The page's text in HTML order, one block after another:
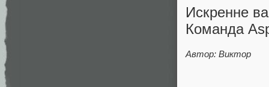
Искренне
Команда
Автор: Виктор